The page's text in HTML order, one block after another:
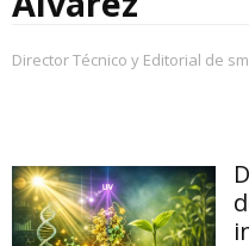
Director Técnico y Editorial de